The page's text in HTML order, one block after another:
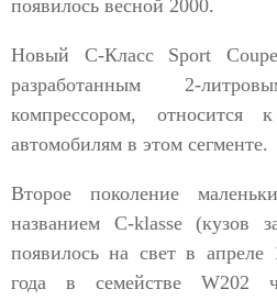
появилось весной 2000.
Новый С-Класс Sport
разработанным 2-
компрессором,
автомобилям в этом сегменте.
Второе поколение
названием C-klasse (кузов
появилось на свет в
года в семействе W202